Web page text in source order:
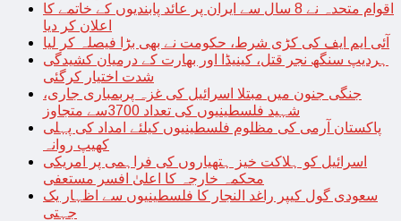
اقوام متحدہ نے 8 سال سے ایران پر عائد پابندیوں کے خاتمے کا
اعلان کر دیا
آئی ایم ایف کی کڑی شرط، حکومت نے بھی بڑا فیصلہ کر لیا
ہردیپ سنگھ نجر قتل، کینیڈا اور بھارت کے درمیان کشیدگی
شدت اختیار کرگئی
جنگی جنون میں مبتلا اسرائیل کی غزہ پربمباری جاری،
شہید فلسطینیوں کی تعداد 3700سے متجاوز
پاکستان آرمی کی مظلوم فلسطینیوں کیلئے امداد کی پہلی
کھیپ روانہ
اسرائیل کو ہلاکت خیز ہتھیاروں کی فراہمی پر امریکی
محکمہ خارجہ کا اعلیٰ افسر مستعفی
سعودی گول کیپر راغد النجار کا فلسطینیوں سے اظہار یک
جہتی